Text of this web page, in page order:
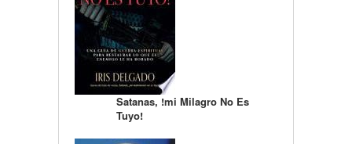
Satanas, !mi Milagro No Es
Tuyo!